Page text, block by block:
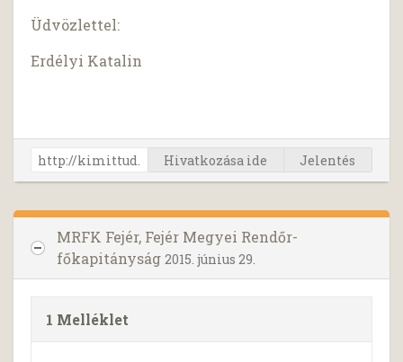
Üdvözlettel:
Erdélyi Katalin
Hivatkozása ide Jelentés
MRFK Fejér, Fejér Megyei Rendőr-
főkapitányság 2015. június 29.
1 Melléklet